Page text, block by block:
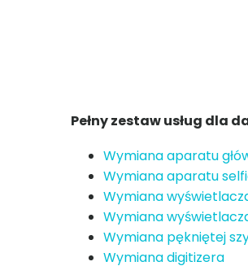
Pełny zestaw usług dla
Wymiana aparatu
Wymiana aparatu
Wymiana
Wymiana
Wymiana pękniętej
Wymiana digitizera